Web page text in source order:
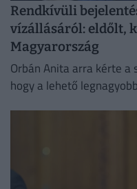
Rendkívüli
vízállásáról: eldőlt,
Magyarország
Orbán Anita arra kérte
hogy a lehető